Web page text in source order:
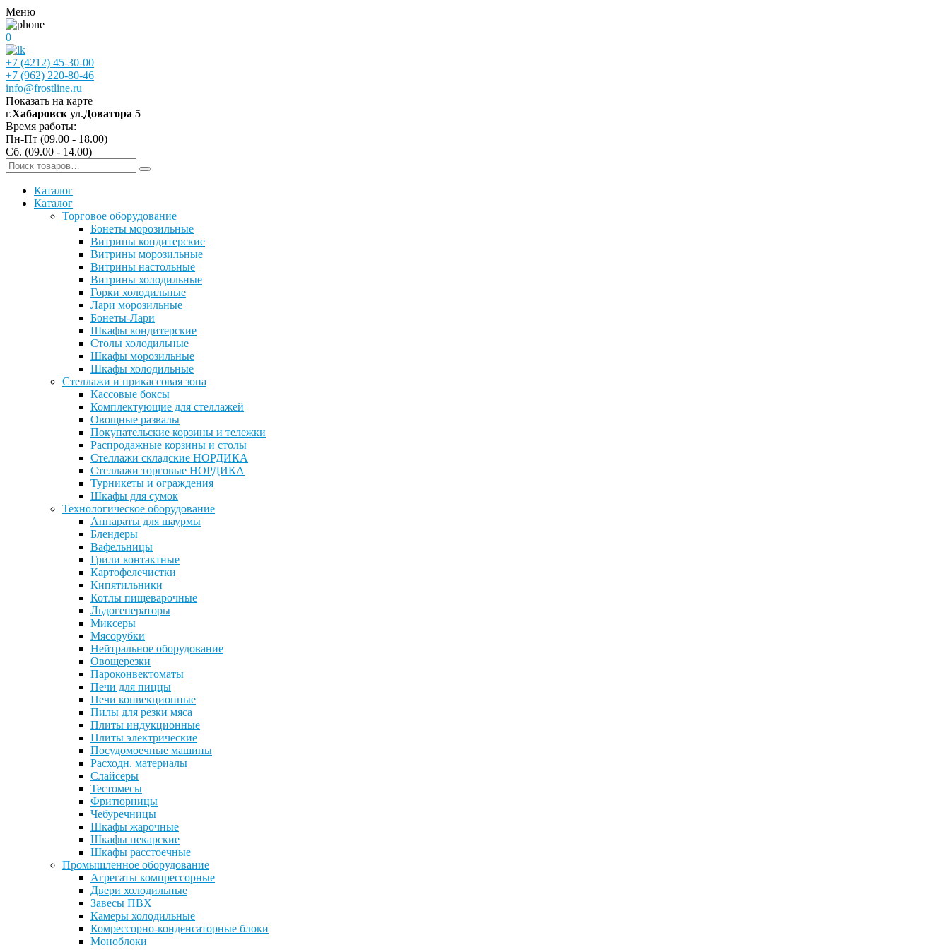
Меню
0
+7 (4212) 45-30-00
+7 (962) 220-80-46
info@frostline.ru
Показать на карте
г.Хабаровск ул.Доватора 5
Время работы:
Пн-Пт (09.00 - 18.00)
Сб. (09.00 - 14.00)
Каталог
Каталог
Торговое оборудование
Бонеты морозильные
Витрины кондитерские
Витрины морозильные
Витрины настольные
Витрины холодильные
Горки холодильные
Лари морозильные
Бонеты-Лари
Шкафы кондитерские
Столы холодильные
Шкафы морозильные
Шкафы холодильные
Стеллажи и прикассовая зона
Кассовые боксы
Комплектующие для стеллажей
Овощные развалы
Покупательские корзины и тележки
Распродажные корзины и столы
Стеллажи складские НОРДИКА
Стеллажи торговые НОРДИКА
Турникеты и ограждения
Шкафы для сумок
Технологическое оборудование
Аппараты для шаурмы
Блендеры
Вафельницы
Грили контактные
Картофелечистки
Кипятильники
Котлы пищеварочные
Льдогенераторы
Миксеры
Мясорубки
Нейтральное оборудование
Овощерезки
Пароконвектоматы
Печи для пиццы
Печи конвекционные
Пилы для резки мяса
Плиты индукционные
Плиты электрические
Посудомоечные машины
Расходн. материалы
Слайсеры
Тестомесы
Фритюрницы
Чебуречницы
Шкафы жарочные
Шкафы пекарские
Шкафы расстоечные
Промышленное оборудование
Агрегаты компрессорные
Двери холодильные
Завесы ПВХ
Камеры холодильные
Комрессорно-конденсаторные блоки
Моноблоки